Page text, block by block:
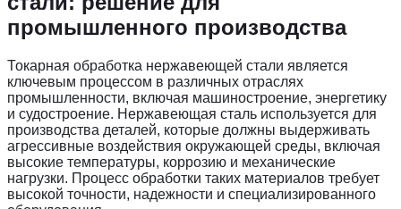
промышленного производства
Токарная обработка нержавеющей стали является
ключевым процессом в различных отраслях
промышленности, включая машиностроение, энергетику
и судостроение. Нержавеющая сталь используется для
производства деталей, которые должны выдерживать
агрессивные воздействия окружающей среды, включая
высокие температуры, коррозию и механические
нагрузки. Процесс обработки таких материалов требует
высокой точности, надежности и специализированного